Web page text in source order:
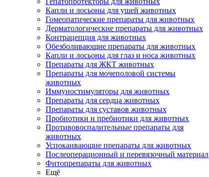
Капли и лосьоны для ушей животных
Гомеопатические препараты для животных
Дерматологические препараты для животных
Контрацепция для животных
Обезболивающие препараты для животных
Капли и лосьоны для глаз и носа животных
Препараты для ЖКТ животных
Препараты для мочеполовой системы
животных
Иммуностимуляторы для животных
Препараты для сердца животных
Препараты для суставов животных
Пробиотики и пребиотики для животных
Противовоспалительные препараты для
животных
Успокаивающие препараты для животных
Послеоперационный и перевязочный материал
Фитопрепараты для животных
Ещё